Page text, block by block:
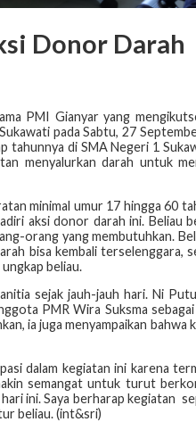
Donor Darah
PMI Gianyar yang
pada Sabtu, 27
tahunnya di SMA Negeri 1
menyalurkan darah untuk
minimal umur 17 hingga 60
aksi donor darah ini. Beliau
orang yang membutuhkan.
bisa kembali terselenggara,
beliau.
sejak jauh-jauh hari. Ni
PMR Wira Suksma
ia juga menyampaikan bahwa
dalam kegiatan ini karena
semangat untuk turut
ini. Saya berharap kegiatan
beliau. (int&sri)